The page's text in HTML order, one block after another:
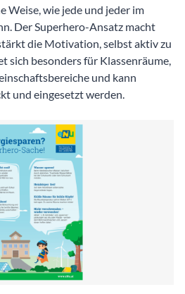
Weise, wie jede und jeder im
Der Superhero-Ansatz macht
die Motivation, selbst aktiv zu
sich besonders für Klassenräume,
und kann
und eingesetzt werden.